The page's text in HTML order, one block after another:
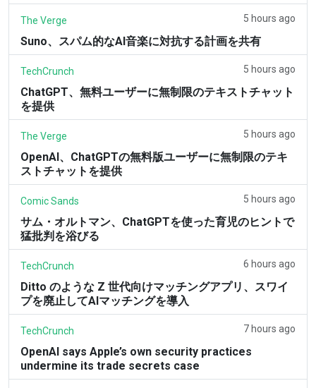
The Verge 5 hours ago
Suno、スパム的なAI音楽に対抗する計画を共有
TechCrunch 5 hours ago
ChatGPT、無料ユーザーに無制限のテキストチャット
を提供
The Verge 5 hours ago
OpenAI、ChatGPTの無料版ユーザーに無制限のテキ
ストチャットを提供
Comic Sands 5 hours ago
サム・オルトマン、ChatGPTを使った育児のヒントで
猛批判を浴びる
TechCrunch 6 hours ago
Ditto のような Z 世代向けマッチングアプリ、スワイ
プを廃止してAIマッチングを導入
TechCrunch 7 hours ago
OpenAI says Apple’s own security practices
undermine its trade secrets case